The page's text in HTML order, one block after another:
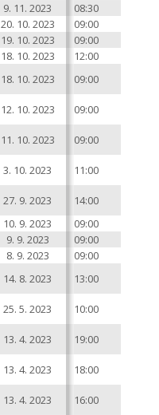
9. 11. 2023
08:30
20. 10. 2023
09:00
19. 10. 2023
09:00
18. 10. 2023
12:00
18. 10. 2023 09:00
12. 10. 2023 09:00
11. 10. 2023 09:00
3. 10. 2023 11:00
27. 9. 2023
14:00
10. 9. 2023
09:00
9. 9. 2023
09:00
8. 9. 2023
09:00
14. 8. 2023 13:00
25. 5. 2023 10:00
13. 4. 2023 19:00
13. 4. 2023 18:00
13. 4. 2023
16:00